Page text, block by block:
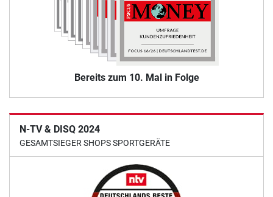
Bereits zum 10. Mal in Folge
N-TV & DISQ 2024
GESAMTSIEGER SHOPS SPORTGERÄTE